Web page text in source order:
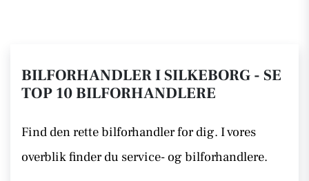
BILFORHANDLER I SILKEBORG - SE
TOP 10 BILFORHANDLERE
Find den rette bilforhandler for dig. I vores
overblik finder du service- og bilforhandlere.